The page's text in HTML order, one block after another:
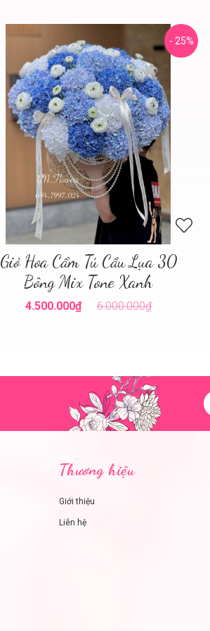
- 25%
Giỏ Hoa Cẩm Tú Cầu Lụa 30
Bông Mix Tone Xanh
4.500.000₫ 6.000.000₫
Thương hiệu
Giới thiệu
Liên hệ